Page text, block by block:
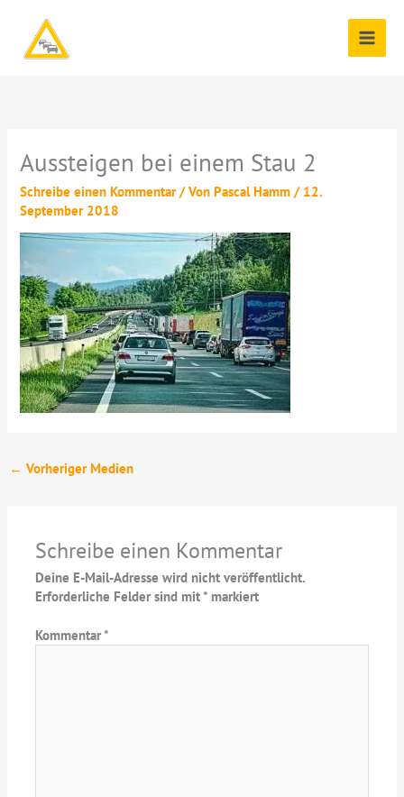
springen
Aussteigen bei einem Stau 2
Schreibe einen Kommentar / VonPascal Hamm/ 12.
September 2018
← Vorheriger Medien
Schreibe einen Kommentar
Deine E-Mail-Adresse wird nicht veröffentlicht.
Erforderliche Felder sind mit* markiert
Kommentar*